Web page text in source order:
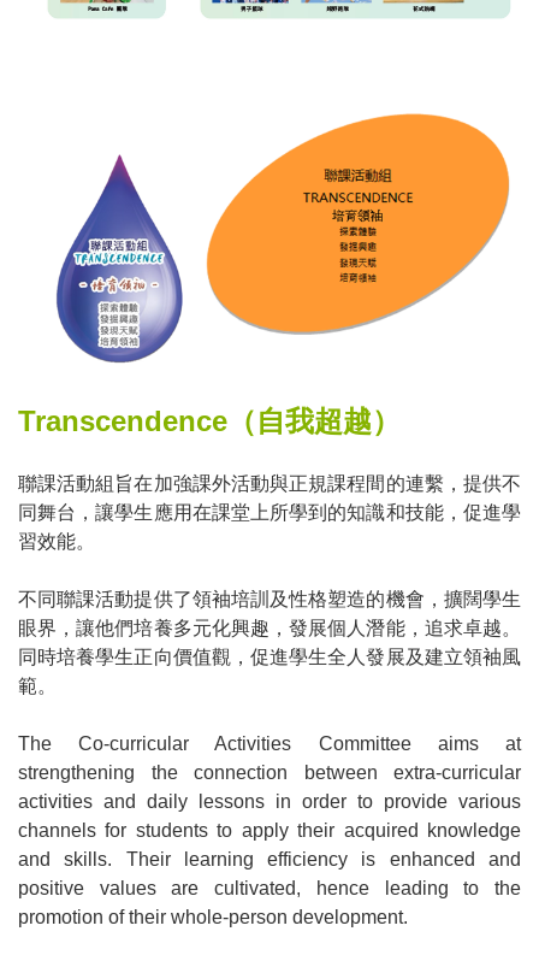
Transcendence （自我超越）
聯課活動組旨在加強課外活動與正規課程間的連繫，提供不
同舞台，讓學生應用在課堂上所學到的知識和技能，促進學
習效能。
不同聯課活動提供了領袖培訓及性格塑造的機會，擴闊學生
眼界，讓他們培養多元化興趣，發展個人潛能，追求卓越。
同時培養學生正向價值觀，促進學生全人發展及建立領袖風
範。
The Co-curricular Activities Committee aims at
strengthening the connection between extra-curricular
activities and daily lessons in order to provide various
channels for students to apply their acquired knowledge
and skills. Their learning efficiency is enhanced and
positive values are cultivated, hence leading to the
promotion of their whole-person development.